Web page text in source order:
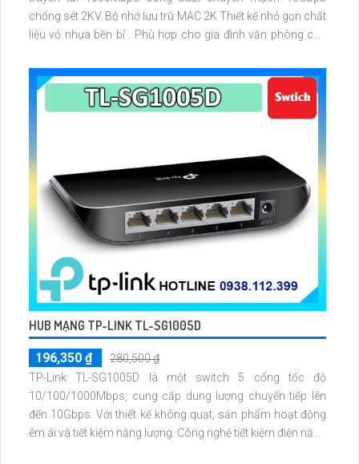
chống sét 2KV. Bộ nhớ lưu trữ MAC 2K Thiết kế nhỏ gọn chất
liệu vỏ nhựa bền bỉ . Phù hợp cho gia đình văn phòng cửa
HUB MẠNG TP-LINK TL-SG1005D
196,350 ₫
280,500 ₫
TP-Link TL-SG1005D là một switch 5 cổng tốc độ
10/100/1000Mbps, cung cấp dung lượng chuyển tiếp lên
đến 10Gbps. Với thiết kế không quạt, sản phẩm hoạt động
êm ái và tiết kiệm năng lượng. Công nghệ tiết kiệm điện năng